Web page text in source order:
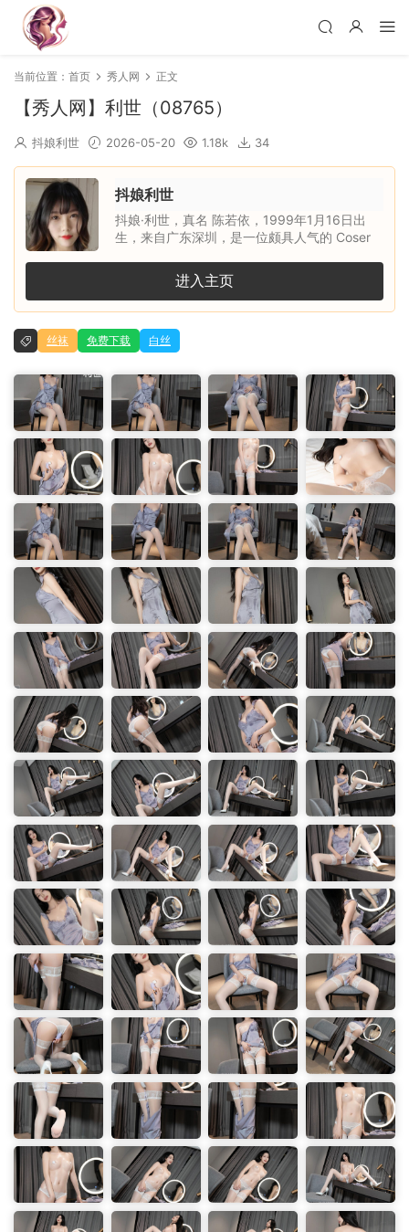
当前位置： 首页 秀人网 正文
【秀人网】利世（08765）
抖娘利世 2026-05-20 1.18k 34
抖娘利世
抖娘·利世，真名 陈若依，1999年1月16日出
生，来自广东深圳，是一位颇具人气的 Coser
台，凭借鲜明的个人风格、精致的角色造型和良
好的镜头表现力受到不少粉丝关注。此外，她也
气。
进入主页
丝袜 免费下载 白丝